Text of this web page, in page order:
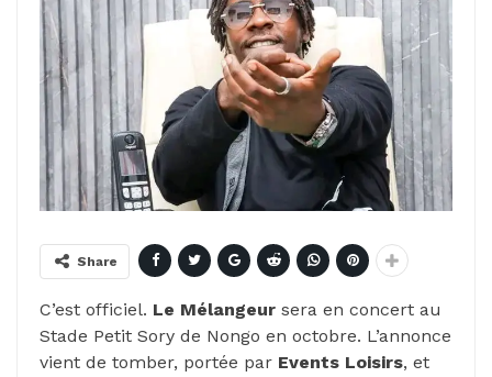
Share
C’est officiel. Le Mélangeur sera en concert au
Stade Petit Sory de Nongo en octobre. L’annonce
vient de tomber, portée par Events Loisirs, et